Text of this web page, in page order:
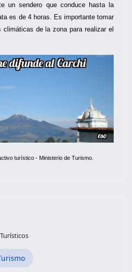
un sendero que conduce hasta la
es de 4 horas. Es importante tomar
climáticas de la zona para realizar el
turístico - Ministerio de Turismo.